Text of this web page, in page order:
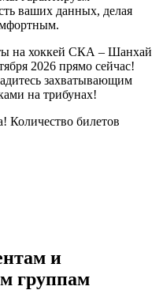
ваших данных, делая
на хоккей СКА – Шанхай
2026 прямо сейчас!
захватывающим
на трибунах!
Количество билетов
и
группам